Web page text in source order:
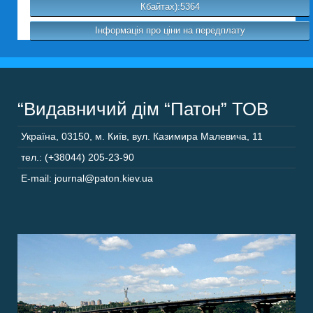
Кбайтах):5364
Інформація про ціни на передплату
“Видавничий дім “Патон” ТОВ
Україна 03150 м. Київ, вул. Казимира Малевича, 11
тел.: (+38044) 205-23-90
E-mail: journal@paton.kiev.ua